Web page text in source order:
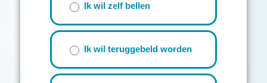
Ik wil zelf bellen
Ik wil teruggebeld worden